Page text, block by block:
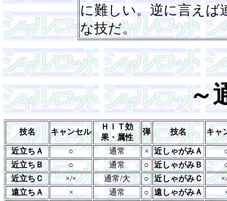
に難しい。逆に言えば
な技だ。
～
技名 キャンセル
ＨＩＴ効
果・属性
弾 技名 キャ
近立ちＡ ○ 通常 × 近しゃがみＡ
近立ちＢ
○ 通常 ○ 近しゃがみＢ
近立ちＣ
×/× 通常/大 ○ 近しゃがみＣ
遠立ちＡ
× 通常 ○ 遠しゃがみＡ